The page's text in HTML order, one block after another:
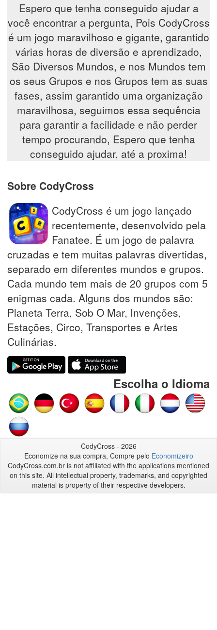
Espero que tenha conseguido ajudar a
você encontrar a pergunta, Pois CodyCross
é um jogo maravilhoso e gigante, garantido
várias horas de diversão e aprendizado,
São Diversos Mundos, e nos Mundos tem
os seus Grupos e nos Grupos tem as suas
fases, assim garantido uma organização
maravilhosa, seguimos essa sequência
para garantir a facilidade e não perder
tempo procurando, Espero que tenha
conseguido ajudar, até a proxima!
Sobre CodyCross
CodyCross é um jogo lançado
recentemente, desenvolvido pela
Fanatee. É um jogo de palavra
cruzadas e tem muitas palavras divertidas,
separado em diferentes mundos e grupos.
Cada mundo tem mais de 20 grupos com 5
enigmas cada. Alguns dos mundos são:
Planeta Terra, Sob O Mar, Invenções,
Estações, Circo, Transportes e Artes
Culinárias.
Escolha o Idioma
CodyCross - 2026
Economize na sua compra, Compre pelo Economizeiro
CodyCross.com.br is not affiliated with the applications mentioned
on this site. All intellectual property, trademarks, and copyrighted
material is property of their respective developers.